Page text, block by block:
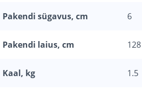
Pakendi sügavus, cm 6
Pakendi laius, cm 128
Kaal, kg 1.5